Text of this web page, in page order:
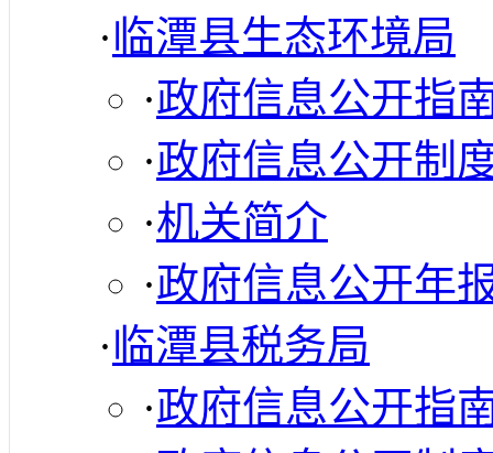
·临潭县生态环境局
·政府信息公开指
·政府信息公开制
·机关简介
·政府信息公开年
·临潭县税务局
·政府信息公开指